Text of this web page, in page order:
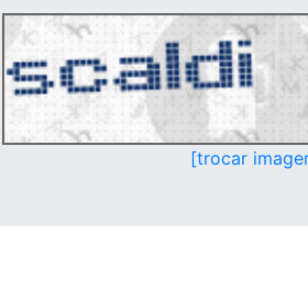
[trocar